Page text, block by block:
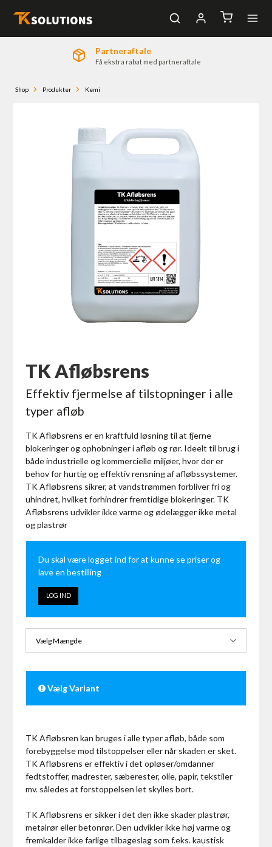
Partneraftale
Få ekstra rabat med partneraftale
Shop Produkter Kemi
TK Afløbsrens
Effektiv fjermelse af tilstopninger i alle
typer afløb
TK Afløbsrens er en kraftfuld løsning til at fjerne
blokeringer og ophobninger i afløb og rør. Ideelt til brug i
både industrielle og kommercielle miljøer, hvor der er
behov for hurtig og effektiv rensning af afløbssystemer.
TK Afløbsrens sikrer, at vandstrømmen forbliver fri og
uhindret, hvilket forhindrer fremtidige blokeringer. TK
Afløbsrens udvikler ikke varme og ødelægger ikke metal
og plastrør
Du skal være logget ind for at kunne se priser og
lave en bestilling
LOG IND
Vælg Mængde
Vælg Variant
TK Afløbsren kan bruges i alle typer afløb, både som
forebyggelse mod tilstoppelser eller når skaden er sket.
TK Afløbsrens er effektiv i det opløser/omdanner
fedtstoffer, madrester, sæberester, olie, papir, tekstiler
mv. således at forstoppelsen let skylles bort.
TK Afløbsrens er sikker i det den ikke skader plastrør,
metalrør eller betonrør. Den udvikler ikke høj varme og
fremkalder ikke farlige tilbageslag som f.eks. kaustisk